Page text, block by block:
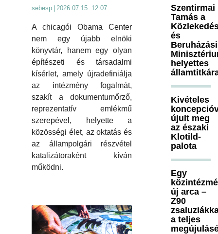
sebesp 2026.07.15. 12:07
A chicagói Obama Center
nem egy újabb elnöki
könyvtár, hanem egy olyan
építészeti és társadalmi
kísérlet, amely újradefiniálja
az intézmény fogalmát,
szakít a dokumentumőrző,
reprezentatív emlékmű
szerepével, helyette a
közösségi élet, az oktatás és
az állampolgári részvétel
katalizátoraként kíván
működni.
Szentirmai
Tamás a
és
Beruházási
helyettes
Kivételes
újult meg
az északi
Klotild-
palota
Egy
új arca –
Z90
a teljes